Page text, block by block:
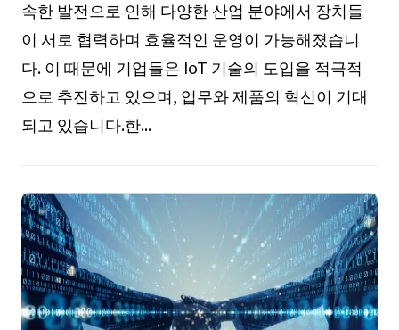
속한 발전으로 인해 다양한 산업 분야에서 장치들
이 서로 협력하며 효율적인 운영이 가능해졌습니
다. 이 때문에 기업들은 IoT 기술의 도입을 적극적
으로 추진하고 있으며, 업무와 제품의 혁신이 기대
되고 있습니다.한...